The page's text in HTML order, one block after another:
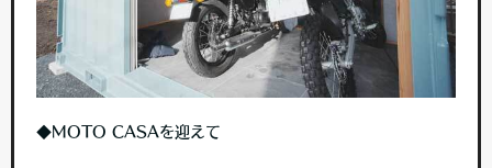
◆MOTO CASAを迎えて